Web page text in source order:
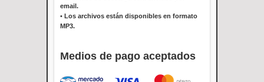
email.
• Los archivos están disponibles en formato
MP3.
Medios de pago aceptados